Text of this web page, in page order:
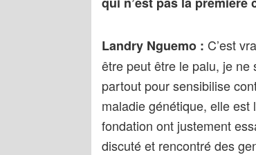
Landry Nguemo : C’est
être peut être le palu, je ne
partout pour sensibilise
maladie génétique, elle est
fondation ont justement
discuté et rencontré des